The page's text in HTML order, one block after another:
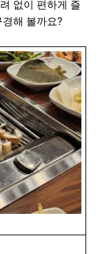
없이 편하게 즐
해 볼까요?